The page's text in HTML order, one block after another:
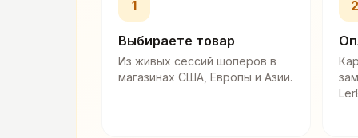
1
Выбираете товар
Из живых сессий шоперов в
магазинах США, Европы и Азии.
2